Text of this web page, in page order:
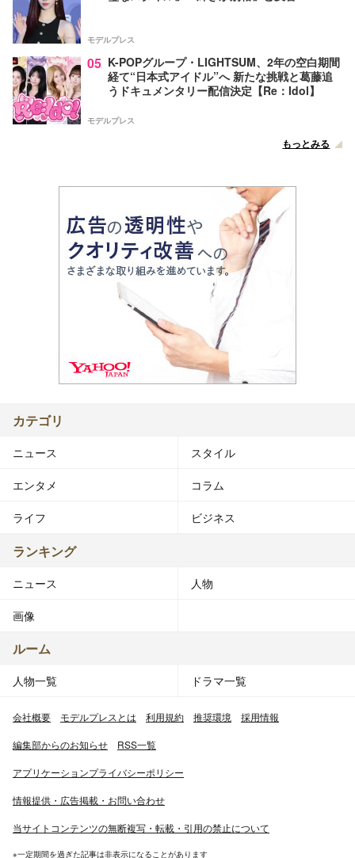
モデルプレス
05 K-POPグループ・LIGHTSUM、2年の空白期間
経て“日本式アイドル”へ 新たな挑戦と葛藤追
うドキュメンタリー配信決定【Re：Idol】
モデルプレス
もっとみる
カテゴリ
ニュース スタイル
エンタメ コラム
ライフ ビジネス
ランキング
ニュース 人物
画像
ルーム
人物一覧 ドラマ一覧
会社概要 モデルプレスとは 利用規約 推奨環境 採用情報
編集部からのお知らせ RSS一覧
アプリケーションプライバシーポリシー
情報提供・広告掲載・お問い合わせ
当サイトコンテンツの無断複写・転載・引用の禁止について
※一定期間を過ぎた記事は非表示になることがあります